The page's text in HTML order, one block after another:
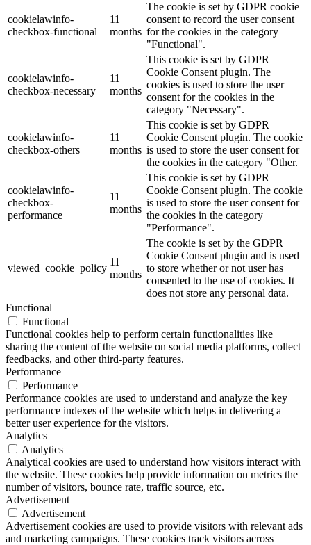
cookielawinfo-
checkbox-functional
11
months
The cookie is set by GDPR cookie
consent to record the user consent
for the cookies in the category
"Functional".
cookielawinfo-
checkbox-necessary
11
months
This cookie is set by GDPR
Cookie Consent plugin. The
cookies is used to store the user
consent for the cookies in the
category "Necessary".
cookielawinfo-
checkbox-others
11
months
This cookie is set by GDPR
Cookie Consent plugin. The cookie
is used to store the user consent for
the cookies in the category "Other.
cookielawinfo-
checkbox-
performance
11
months
This cookie is set by GDPR
Cookie Consent plugin. The cookie
is used to store the user consent for
the cookies in the category
"Performance".
viewed_cookie_policy
11
months
The cookie is set by the GDPR
Cookie Consent plugin and is used
to store whether or not user has
consented to the use of cookies. It
does not store any personal data.
Functional
Functional
Functional cookies help to perform certain functionalities like
sharing the content of the website on social media platforms, collect
feedbacks, and other third-party features.
Performance
Performance
Performance cookies are used to understand and analyze the key
performance indexes of the website which helps in delivering a
better user experience for the visitors.
Analytics
Analytics
Analytical cookies are used to understand how visitors interact with
the website. These cookies help provide information on metrics the
number of visitors, bounce rate, traffic source, etc.
Advertisement
Advertisement
Advertisement cookies are used to provide visitors with relevant ads
and marketing campaigns. These cookies track visitors across